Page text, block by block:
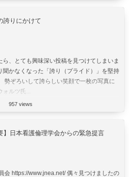
誇りにかけて
ら、とても興味深い投稿を見つけてしまいま
聞かなくなった「誇り（プライド）」を堅持
勢ぞろいして誇らしい笑顔で一枚の写真に
ルツ氏...
957 views
】日本看護倫理学会からの緊急提言
会 https://www.jnea.net/ 偶々見つけましたの